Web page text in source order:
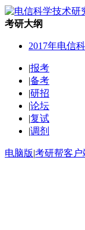
考研大纲
2017年电信
|报考
|备考
|研招
|论坛
|复试
|调剂
电脑版|考研帮客户